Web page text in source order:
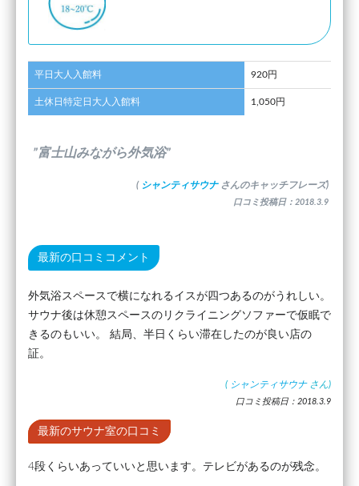
平日大人入館料 920円
土休日特定日大人入館料 1,050円
”富士山みながら外気浴”
( シャンティサウナ さんのキャッチフレーズ)
口コミ投稿日：2018.3.9
最新の口コミコメント
外気浴スペースで横になれるイスが四つあるのがうれしい。
サウナ後は休憩スペースのリクライニングソファーで仮眠で
きるのもいい。 結局、半日くらい滞在したのが良い店の
証。
( シャンティサウナ さん)
口コミ投稿日：2018.3.9
最新のサウナ室の口コミ
4段くらいあっていいと思います。テレビがあるのが残念。